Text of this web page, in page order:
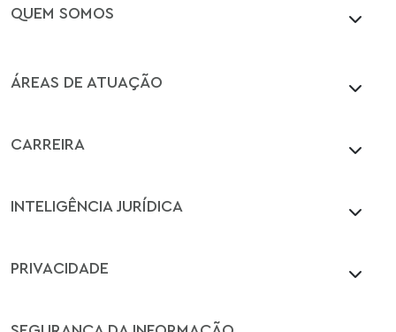
QUEM SOMOS
ÁREAS DE ATUAÇÃO
CARREIRA
INTELIGÊNCIA JURÍDICA
PRIVACIDADE